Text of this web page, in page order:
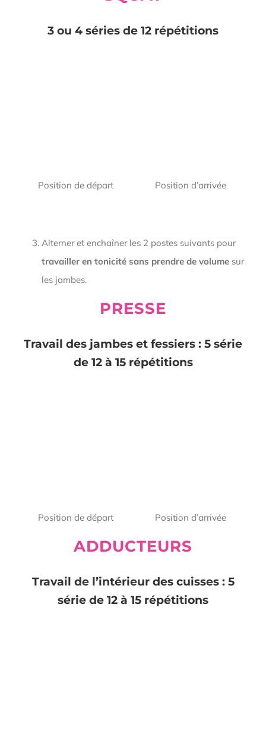
3 ou 4 séries de 12 répétitions
Position de départ Position d’arrivée
Alterner et enchaîner les 2 postes suivants pour
travailler en tonicité sans prendre de volume sur
les jambes.
PRESSE
Travail des jambes et fessiers : 5 série
de 12 à 15 répétitions
Position de départ Position d’arrivée
ADDUCTEURS
Travail de l’intérieur des cuisses : 5
série de 12 à 15 répétitions